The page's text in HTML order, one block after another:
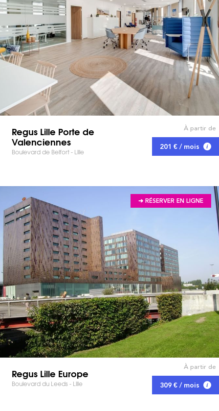
Regus Lille Porte de
Valenciennes
Boulevard de Belfort - Lille
À partir de
201 € / mois
➔ RÉSERVER EN LIGNE
Regus Lille Europe
Boulevard du Leeds - Lille
À partir de
309 € / mois